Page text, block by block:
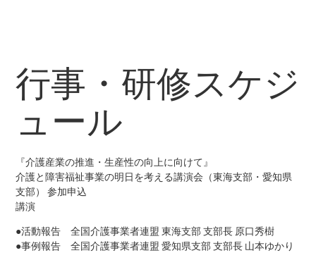
行事・研修スケジ
ュール
『介護産業の推進・生産性の向上に向けて』
介護と障害福祉事業の明日を考える講演会（東海支部・愛知県
支部） 参加申込
講演
●活動報告 全国介護事業者連盟 東海支部 支部長 原口秀樹
●事例報告 全国介護事業者連盟 愛知県支部 支部長 山本ゆかり